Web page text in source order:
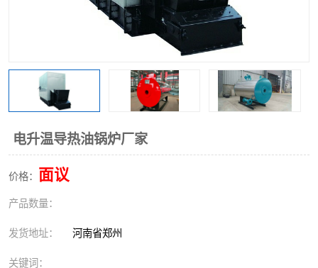
电升温导热油锅炉厂家
价格： 面议
产品数量：
发货地址： 河南省郑州
关键词：